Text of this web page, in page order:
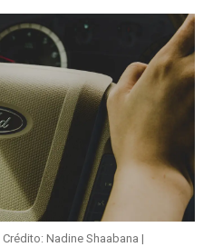
Crédito: Nadine Shaabana |